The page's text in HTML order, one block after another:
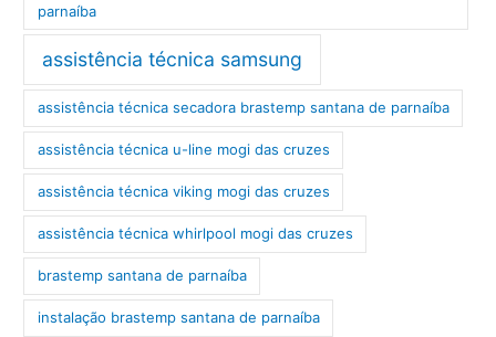
parnaíba
assistência técnica samsung
assistência técnica secadora brastemp santana de parnaíba
assistência técnica u-line mogi das cruzes
assistência técnica viking mogi das cruzes
assistência técnica whirlpool mogi das cruzes
brastemp santana de parnaíba
instalação brastemp santana de parnaíba